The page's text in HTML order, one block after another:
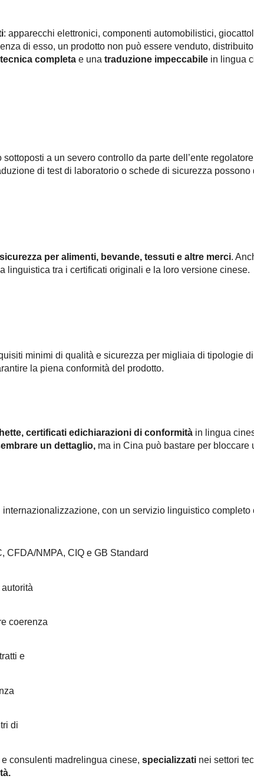
: apparecchi elettronici, componenti automobilistici,
di esso, un prodotto non può essere venduto,
completa e una traduzione impeccabile in lingua
sottoposti a un severo controllo da parte dell’ente
di test di laboratorio o schede di sicurezza
per alimenti, bevande, tessuti e altre merci.
tra i certificati originali e la loro versione cinese.
minimi di qualità e sicurezza per migliaia di tipologie
la piena conformità del prodotto.
certificati edichiarazioni di conformità in lingua
un dettaglio, ma in Cina può bastare per bloccare
con un servizio linguistico completo
CFDA/NMPA, CIQ e GB Standard
coerenza
e
di
consulenti madrelingua cinese, specializzati nei settori